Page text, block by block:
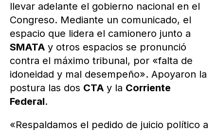
llevar adelante el gobierno nacional en el
Congreso. Mediante un comunicado, el
espacio que lidera el camionero junto a
SMATA y otros espacios se pronunció
contra el máximo tribunal, por «falta de
idoneidad y mal desempeño». Apoyaron la
postura las dos CTA y la Corriente
Federal.
«Respaldamos el pedido de juicio político a